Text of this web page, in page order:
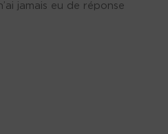
jamais eu de réponse